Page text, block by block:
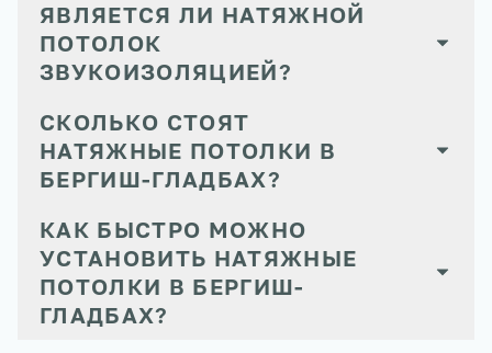
ЯВЛЯЕТСЯ ЛИ НАТЯЖНОЙ
ПОТОЛОК
ЗВУКОИЗОЛЯЦИЕЙ?
СКОЛЬКО СТОЯТ
НАТЯЖНЫЕ ПОТОЛКИ В
БЕРГИШ-ГЛАДБАХ?
КАК БЫСТРО МОЖНО
УСТАНОВИТЬ НАТЯЖНЫЕ
ПОТОЛКИ В БЕРГИШ-
ГЛАДБАХ?